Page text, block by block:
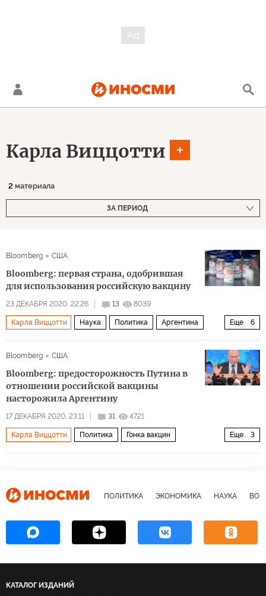
Карла Виццотти
2 материала
ЗА ПЕРИОД
Bloomberg США
Bloomberg: первая страна, одобрившая
для использования российскую вакцину
23 ДЕКАБРЯ 2020, 22:26 13 8039
Еще 6
Карла Виццотти Наука Политика Аргентина
Российский фонд прямых инвестиций (РФПИ) Sputnik V
Pfizer
Bloomberg США
Bloomberg: предосторожность Путина в
отношении российской вакцины
насторожила Аргентину
17 ДЕКАБРЯ 2020, 23:11 31 4721
Еще 3
Карла Виццотти Политика Гонка вакцин
ПОЛИТИКА ЭКОНОМИКА НАУКА
КАТАЛОГ ИЗДАНИЙ